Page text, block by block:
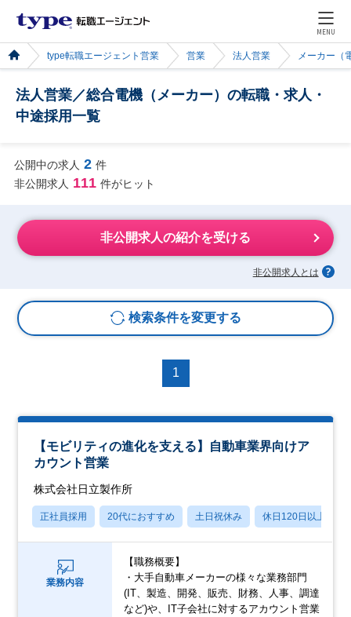
MENU
type転職エージェント営業 営業 法人営業 メーカー（
法人営業／総合電機（メーカー）の転職・求人・
中途採用一覧
公開中の求人 2 件
非公開求人 111 件がヒット
非公開求人の紹介を受ける
非公開求人とは
検索条件を変更する
1
【モビリティの進化を支える】自動車業界向けア
カウント営業
株式会社日立製作所
正社員採用 20代におすすめ 土日祝休み 休日120日以上
業務内容
【職務概要】
・大手自動車メーカーの様々な業務部門
(IT、製造、開発、販売、財務、人事、調達
など)や、IT子会社に対するアカウント営業